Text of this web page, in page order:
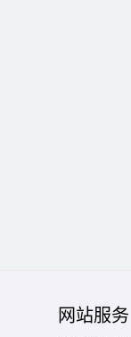
网站服务